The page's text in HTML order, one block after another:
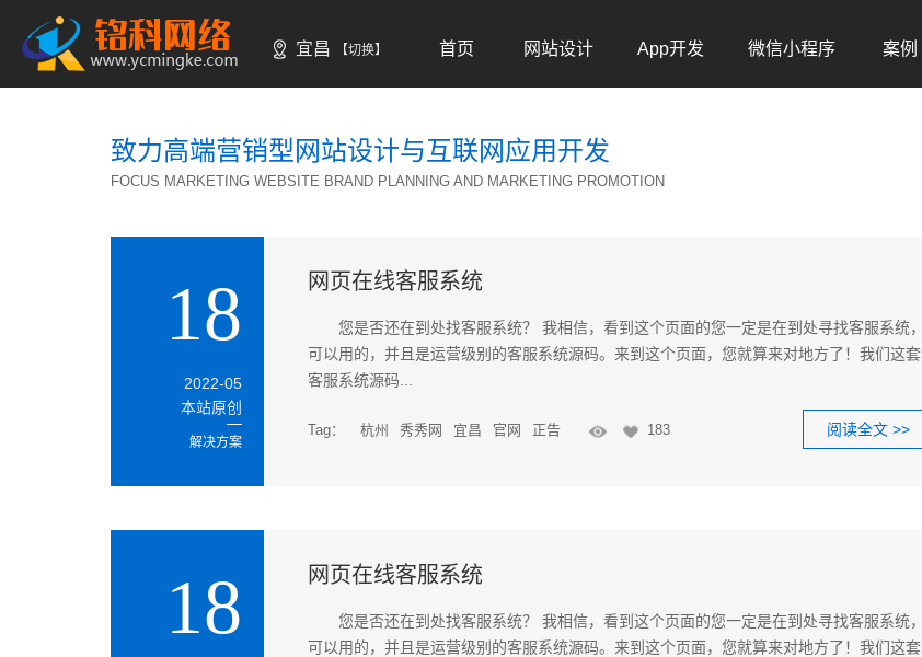
宜昌 【切换】
首页
网站设计
App开发
微信小程序
案例
致力高端营销型网站设计与互联网应用开发
FOCUS MARKETING WEBSITE BRAND PLANNING AND MARKETING PROMOTION
18
2022-05
本站原创
解决方案
网页在线客服系统
您是否还在到处找客服系统？ 我相信，看到这个页面的您一定是在到处寻找客服系统，
可以用的，并且是运营级别的客服系统源码。来到这个页面，您就算来对地方了！我们这套
客服系统源码...
阅读全文 >>
Tag： 杭州 秀秀网 宜昌 官网 正告 183
18 网页在线客服系统
您是否还在到处找客服系统？ 我相信，看到这个页面的您一定是在到处寻找客服系统，
可以用的，并且是运营级别的客服系统源码。来到这个页面，您就算来对地方了！我们这套